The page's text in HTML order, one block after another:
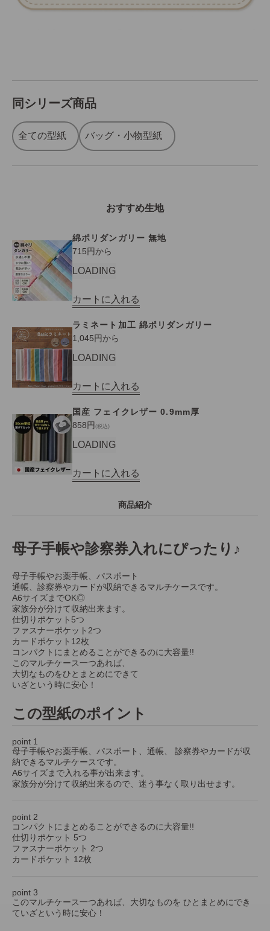
同シリーズ商品
全ての型紙 バッグ・小物型紙
おすすめ生地
綿ポリダンガリー 無地
セール価格
715円から
LOADING
カートに入れる
ラミネート加工 綿ポリダンガリー
セール価格
1,045円から
LOADING
カートに入れる
国産 フェイクレザー 0.9mm厚
セール価格
858円 (税込)
LOADING
カートに入れる
商品紹介
母子手帳や診察券入れにぴったり♪
母子手帳やお薬手帳、パスポート
通帳、診察券やカードが収納できるマルチケースです。
A6サイズまでOK◎
家族分が分けて収納出来ます。
仕切りポケット5つ
ファスナーポケット2つ
カードポケット12枚
コンパクトにまとめることができるのに大容量!!
このマルチケース一つあれば、
大切なものをひとまとめにできて
いざという時に安心！
この型紙のポイント
point 1
母子手帳やお薬手帳、パスポート、通帳、 診察券やカードが収
納できるマルチケースです。
A6サイズまで入れる事が出来ます。
家族分が分けて収納出来るので、迷う事なく取り出せます。
point 2
コンパクトにまとめることができるのに大容量!!
仕切りポケット 5つ
ファスナーポケット 2つ
カードポケット 12枚
point 3
このマルチケース一つあれば、大切なものを ひとまとめにでき
ていざという時に安心！